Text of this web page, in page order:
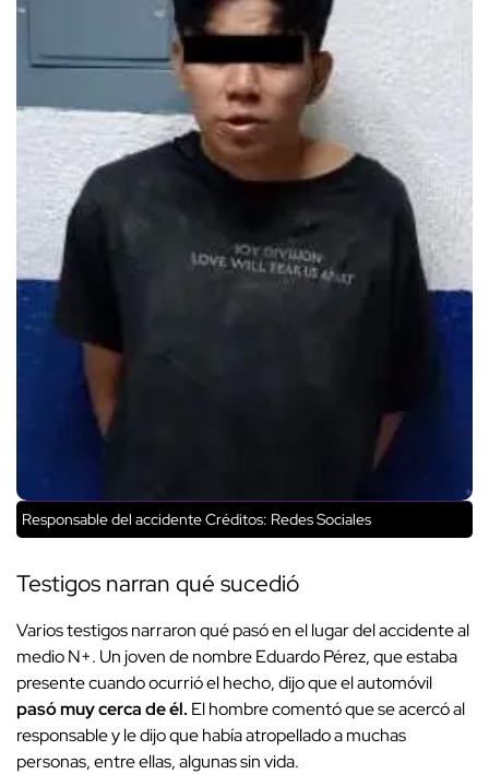
Responsable del accidenteCréditos: Redes Sociales
Testigos narran qué sucedió
Varios testigos narraron qué pasó en el lugar del accidente al
medio N+. Un joven de nombre Eduardo Pérez, que estaba
presente cuando ocurrió el hecho, dijo que el automóvil
pasó muy cerca de él. El hombre comentó que se acercó al
responsable y le dijo que había atropellado a muchas
personas, entre ellas, algunas sin vida.